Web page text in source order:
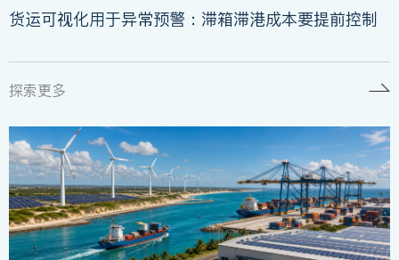
货运可视化用于异常预警：滞箱滞港成本要提前控制
探索更多